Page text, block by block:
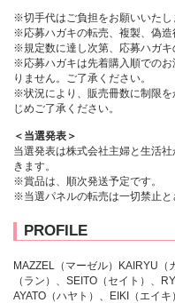
※切手代はご負担をお願いいたし
※応募ハガキの転売、複製、偽造
※規定数に達し次第、応募ハガキ
※応募ハガキは先着購入順での
りません。ご了承ください。
※状況により、販売冊数に制限
じめご了承ください。
＜当選発表＞
当選発表は株式会社主婦と生活
きます。
※賞品は、順次発送予定です。
※当選パネルの転売は一切禁止と
PROFILE
MAZZEL（マーゼル）KAIRYU（
（ラン）、SEITO（セイト）、
AYATO（ハヤト）、EIKI（エイ